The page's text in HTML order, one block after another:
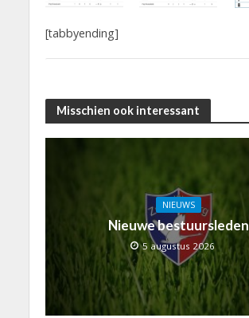
[tabbyending]
Misschien ook interessant
NIEUWS
Nieuwe bestuursleden
5 augustus 2026